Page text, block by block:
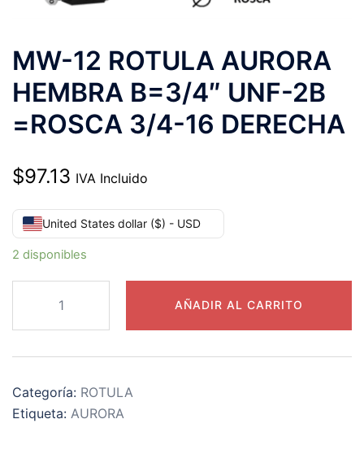
MW-12 ROTULA AURORA
HEMBRA B=3/4″ UNF-2B
=ROSCA 3/4-16 DERECHA
$97.13 IVA Incluido
United States dollar ($) - USD
2 disponibles
ROTULA
AURORA
B=3/4″
UNF-
AÑADIR AL CARRITO
Categoría: ROTULA
Etiqueta: AURORA